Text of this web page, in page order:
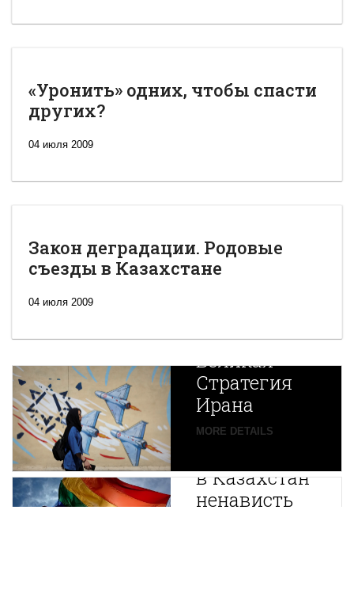
«Уронить» одних, чтобы спасти
других?
04 июля 2009
Закон деградации. Родовые
съезды в Казахстане
04 июля 2009
Новая
Великая
Стратегия
Ирана
MORE DETAILS
Путин
в Казахстан
ненависть
Центральной
Азии